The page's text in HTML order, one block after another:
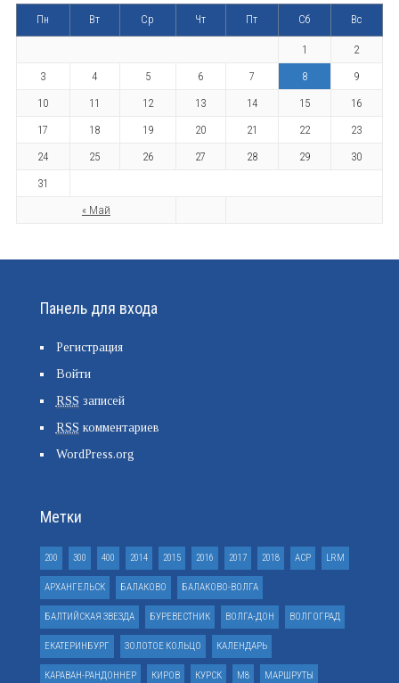
Пн Вт Ср Чт Пт Сб Вс
« Май
1
2
3
4 5 6 7 8
9
10
11 12 13 14 15
16
17
18 19 20 21 22
23
24
25 26 27 28 29
30
31
Панель для входа
Регистрация
Войти
RSS записей
RSS комментариев
WordPress.org
Метки
200 300 400 2014 2015 2016 2017 2018 ACP LRM
АРХАНГЕЛЬСК БАЛАКОВО БАЛАКОВО-ВОЛГА
БАЛТИЙСКАЯ ЗВЕЗДА БУРЕВЕСТНИК ВОЛГА-ДОН ВОЛГОГРАД
ЕКАТЕРИНБУРГ ЗОЛОТОЕ КОЛЬЦО КАЛЕНДАРЬ
КАРАВАН-РАНДОННЕР КИРОВ КУРСК М8 МАРШРУТЫ